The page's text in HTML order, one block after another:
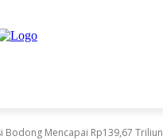
Bodong Mencapai Rp139,67 Triliun